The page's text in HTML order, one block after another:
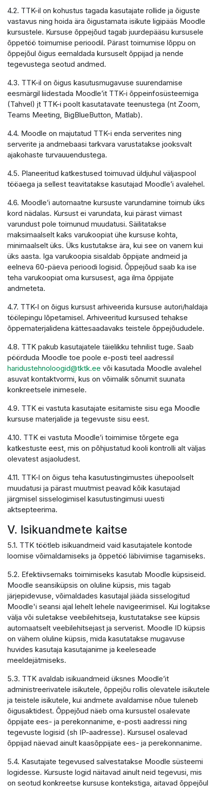
4.2. TTK-il on kohustus tagada kasutajate rollide ja õiguste
vastavus ning hoida ära õigustamata isikute ligipääs Moodle
kursustele. Kursuse õppejõud tagab juurdepääsu kursusele
õppetöö toimumise perioodil. Pärast toimumise lõppu on
õppejõul õigus eemaldada kursuselt õppijad ja nende
tegevustega seotud andmed.
4.3. TTK-il on õigus kasutusmugavuse suurendamise
eesmärgil liidestada Moodle’it TTK-i õppeinfosüsteemiga
(Tahvel) jt TTK-i poolt kasutatavate teenustega (nt Zoom,
Teams Meeting, BigBlueButton, Matlab).
4.4. Moodle on majutatud TTK-i enda serverites ning
serverite ja andmebaasi tarkvara varustatakse jooksvalt
ajakohaste turvauuendustega.
4.5. Planeeritud katkestused toimuvad üldjuhul väljaspool
tööaega ja sellest teavitatakse kasutajad Moodle’i avalehel.
4.6. Moodle’i automaatne kursuste varundamine toimub üks
kord nädalas. Kursust ei varundata, kui pärast viimast
varundust pole toimunud muudatusi. Säilitatakse
maksimaalselt kaks varukoopiat ühe kursuse kohta,
minimaalselt üks. Üks kustutakse ära, kui see on vanem kui
üks aasta. Iga varukoopia sisaldab õppijate andmeid ja
eelneva 60-päeva perioodi logisid. Õppejõud saab ka ise
teha varukoopiat oma kursusest, aga ilma õppijate
andmeteta.
4.7. TTK-l on õigus kursust arhiveerida kursuse autori/haldaja
töölepingu lõpetamisel. Arhiveeritud kursused tehakse
õppematerjalidena kättesaadavaks teistele õppejõududele.
4.8. TTK pakub kasutajatele täielikku tehnilist tuge. Saab
pöörduda Moodle toe poole e-posti teel aadressil
haridustehnoloogid@tktk.ee või kasutada Moodle avalehel
asuvat kontaktvormi, kus on võimalik sõnumit suunata
konkreetsele inimesele.
4.9. TTK ei vastuta kasutajate esitamiste sisu ega Moodle
kursuse materjalide ja tegevuste sisu eest.
4.10. TTK ei vastuta Moodle’i toimimise tõrgete ega
katkestuste eest, mis on põhjustatud kooli kontrolli alt väljas
olevatest asjaoludest.
4.11. TTK-l on õigus teha kasutustingimustes ühepoolselt
muudatusi ja pärast muutmist peavad kõik kasutajad
järgmisel sisselogimisel kasutustingimusi uuesti
aktsepteerima.
V. Isikuandmete kaitse
5.1. TTK töötleb isikuandmeid vaid kasutajatele kontode
loomise võimaldamiseks ja õppetöö läbiviimise tagamiseks.
5.2. Efektiivsemaks toimimiseks kasutab Moodle küpsiseid.
Moodle seansiküpsis on oluline küpsis, mis tagab
järjepidevuse, võimaldades kasutajal jääda sisselogitud
Moodle'i seansi ajal lehelt lehele navigeerimisel. Kui logitakse
välja või suletakse veebilehitseja, kustutatakse see küpsis
automaatselt veebilehitsejast ja serverist. Moodle ID küpsis
on vähem oluline küpsis, mida kasutatakse mugavuse
huvides kasutaja kasutajanime ja keeleseade
meeldejätmiseks.
5.3. TTK avaldab isikuandmeid üksnes Moodle’it
administreerivatele isikutele, õppejõu rollis olevatele isikutele
ja teistele isikutele, kui andmete avaldamise nõue tuleneb
õigusaktidest. Õppejõud näeb oma kursustel osalevate
õppijate ees- ja perekonnanime, e-posti aadressi ning
tegevuste logisid (sh IP-aadresse). Kursusel osalevad
õppijad näevad ainult kaasõppijate ees- ja perekonnanime.
5.4. Kasutajate tegevused salvestatakse Moodle süsteemi
logidesse. Kursuste logid näitavad ainult neid tegevusi, mis
on seotud konkreetse kursuse kontekstiga, aitavad õppejõul